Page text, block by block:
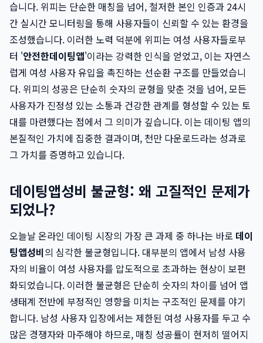
습니다. 위피는 단순한 매칭을 넘어, 철저한 본인 인증과 24시
간 실시간 모니터링을 통해 사용자들이 신뢰할 수 있는 환경을
조성했습니다. 이러한 노력 덕분에 위피는 여성 사용자들로부
터 '안전한데이팅앱'이라는 강력한 인식을 얻었고, 이는 자연스
럽게 여성 사용자 유입을 촉진하는 선순환 구조를 만들었습니
다. 위피의 성공은 단순히 숫자의 균형을 맞춘 것을 넘어, 모든
사용자가 진정성 있는 소통과 건강한 관계를 형성할 수 있는 토
대를 마련했다는 점에서 그 의미가 깊습니다. 이는 데이팅 앱의
본질적인 가치에 집중한 결과이며, 천만 다운로드라는 성과로
그 가치를 증명하고 있습니다.
데이팅앱성비 불균형: 왜 고질적인 문제가
되었나?
오늘날 온라인 데이팅 시장의 가장 큰 과제 중 하나는 바로 데이
팅앱성비의 심각한 불균형입니다. 대부분의 앱에서 남성 사용
자의 비율이 여성 사용자를 압도적으로 초과하는 현상이 보편
화되었습니다. 이러한 불균형은 단순히 숫자의 차이를 넘어 앱
생태계 전반에 부정적인 영향을 미치는 구조적인 문제를 야기
합니다. 남성 사용자 입장에서는 제한된 여성 사용자를 두고 수
많은 경쟁자와 마주해야 하므로, 매칭 성공률이 현저히 떨어지